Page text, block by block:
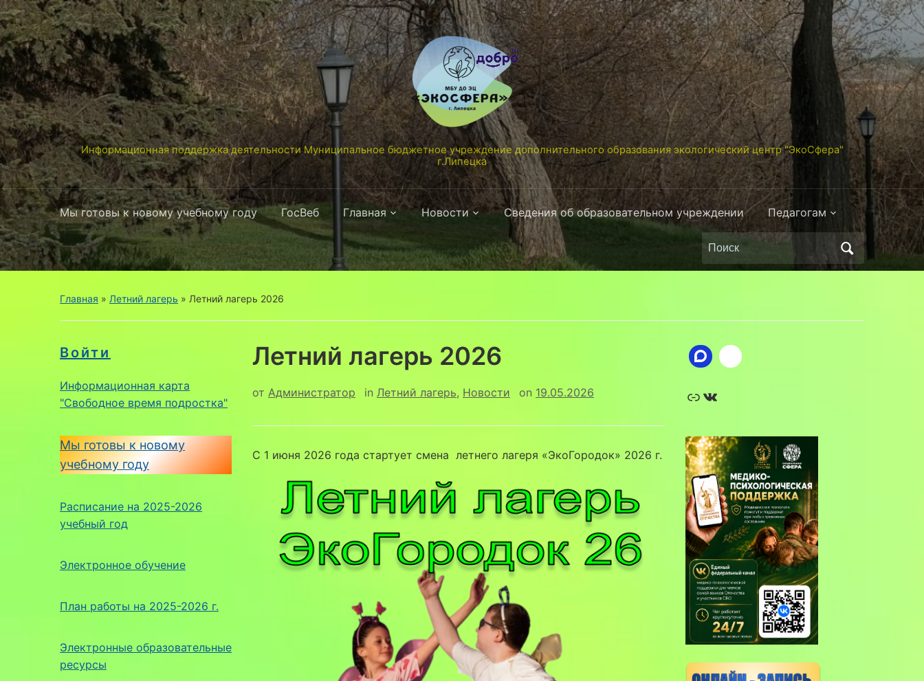
Информационная поддержка деятельности Муниципальное бюджетное учреждение дополнительного образования экологический центр "ЭкоСфера"
г.Липецка
Мы готовы к новому учебному году ГосВеб Главная Новости Сведения об образовательном учреждении Педагогам
Поиск
по:
Главная » Летний лагерь » Летний лагерь 2026
Войти
Информационная карта
"Свободное время подростка"
Мы готовы к новому
учебному году
Расписание на 2025-2026
учебный год
Электронное обучение
План работы на 2025-2026 г.
Электронные образовательные
ресурсы
Летний лагерь 2026
от Администратор in Летний лагерь, Новости on 19.05.2026
С 1 июня 2026 года стартует смена летнего лагеря «ЭкоГородок» 2026 г.
Ссылка